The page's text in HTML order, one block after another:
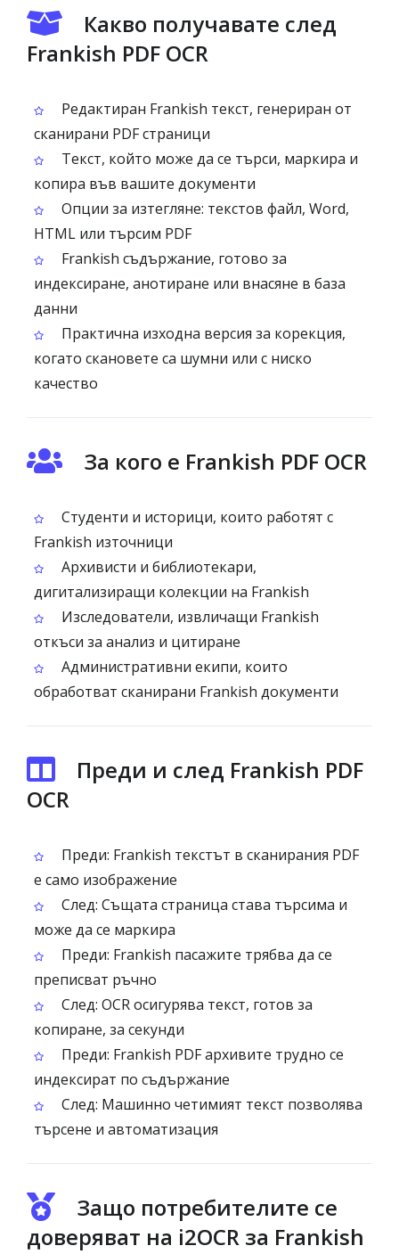
Какво получавате след
Frankish PDF OCR
Редактиран Frankish текст, генериран от
сканирани PDF страници
Текст, който може да се търси, маркира и
копира във вашите документи
Опции за изтегляне: текстов файл, Word,
HTML или търсим PDF
Frankish съдържание, готово за
индексиране, анотиране или внасяне в база
данни
Практична изходна версия за корекция,
когато скановете са шумни или с ниско
качество
За кого е Frankish PDF OCR
Студенти и историци, които работят с
Frankish източници
Архивисти и библиотекари,
дигитализиращи колекции на Frankish
Изследователи, извличащи Frankish
откъси за анализ и цитиране
Административни екипи, които
обработват сканирани Frankish документи
Преди и след Frankish PDF
OCR
Преди: Frankish текстът в сканирания PDF
е само изображение
След: Същата страница става търсима и
може да се маркира
Преди: Frankish пасажите трябва да се
преписват ръчно
След: OCR осигурява текст, готов за
копиране, за секунди
Преди: Frankish PDF архивите трудно се
индексират по съдържание
След: Машинно четимият текст позволява
търсене и автоматизация
Защо потребителите се
доверяват на i2OCR за Frankish